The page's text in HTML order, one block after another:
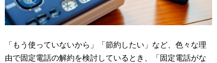
「もう使っていないから」「節約したい」など、色々な理
由で固定電話の解約を検討しているとき、「固定電話がな